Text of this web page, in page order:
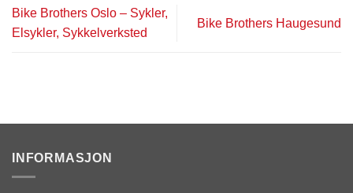
Bike Brothers Oslo – Sykler,
Elsykler, Sykkelverksted
Bike Brothers Haugesund
INFORMASJON